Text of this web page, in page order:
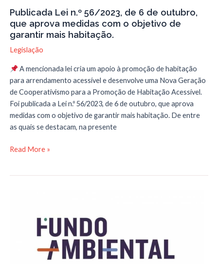
Publicada Lei n.º 56/2023, de 6 de outubro,
que aprova medidas com o objetivo de
garantir mais habitação.
Legislação
A mencionada lei cria um apoio à promoção de habitação
para arrendamento acessível e desenvolve uma Nova Geração
de Cooperativismo para a Promoção de Habitação Acessível.
Foi publicada a Lei n.º 56/2023, de 6 de outubro, que aprova
medidas com o objetivo de garantir mais habitação. De entre
as quais se destacam, na presente
Publicada
Read More »